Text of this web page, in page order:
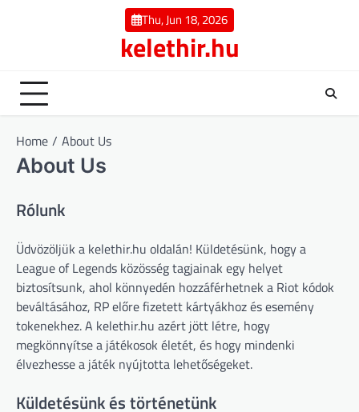
Thu, Jun 18, 2026
kelethir.hu
Home About Us
About Us
Rólunk
Üdvözöljük a kelethir.hu oldalán! Küldetésünk, hogy a
League of Legends közösség tagjainak egy helyet
biztosítsunk, ahol könnyedén hozzáférhetnek a Riot kódok
beváltásához, RP előre fizetett kártyákhoz és esemény
tokenekhez. A kelethir.hu azért jött létre, hogy
megkönnyítse a játékosok életét, és hogy mindenki
élvezhesse a játék nyújtotta lehetőségeket.
Küldetésünk és történetünk